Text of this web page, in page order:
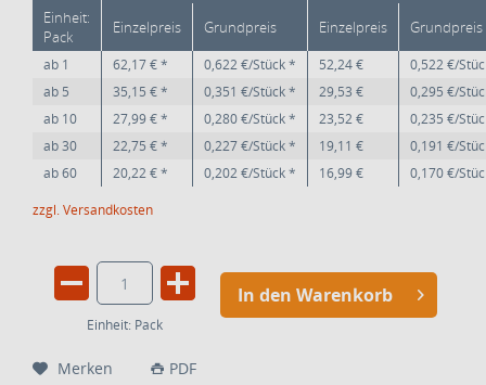
Einheit:
Pack
Einzelpreis Grundpreis Einzelpreis Grundpreis
ab 1 62,17 € * 0,622 €/Stück * 52,24 €
0,522 €/
ab 5 35,15 € * 0,351 €/Stück * 29,53 €
0,295 €/
ab 10 27,99 € * 0,280 €/Stück * 23,52 €
0,235 €/
ab30 22,75 € * 0,227 €/Stück * 19,11 €
0,191 €/
ab60 20,22 € * 0,202 €/Stück * 16,99 €
0,170 €/
zzgl. Versandkosten
Einheit: Pack
In den Warenkorb
Merken PDF